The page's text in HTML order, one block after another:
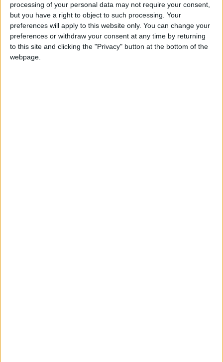
processing of your personal data may not require your consent,
but you have a right to object to such processing. Your
preferences will apply to this website only. You can change your
preferences or withdraw your consent at any time by returning
to this site and clicking the "Privacy" button at the bottom of the
webpage.
beaucoup plus surprenante. Blessé par deux fois à une cuisse
puis à une épaule, l’international Marocain a manqué plus de
quatre mois de compétition au total et n’a disputé que 11
rencontres en championnat cette année, pour deux
titularisations. Il a aussi inscrit un but contre Strasbourg (